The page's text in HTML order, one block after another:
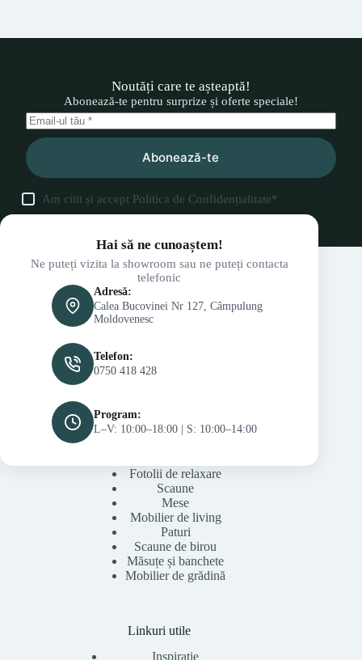
Noutăți care te așteaptă!
Abonează-te pentru surprize și oferte speciale!
Abonează-te
Am citit și accept Politica de Confidențialitate*
Hai să ne cunoaștem!
Ne puteți vizita la showroom sau ne puteți contacta
telefonic
Adresă:
Calea Bucovinei Nr 127, Câmpulung
Moldovenesc
Telefon:
0750 418 428
Program:
L–V: 10:00–18:00 | S: 10:00–14:00
Fotolii de relaxare
Scaune
Mese
Mobilier de living
Paturi
Scaune de birou
Măsuțe și banchete
Mobilier de grădină
Linkuri utile
Inspirație